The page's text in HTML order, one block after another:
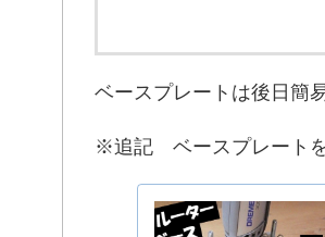
ベースプレートは後日簡
※追記 ベースプレート